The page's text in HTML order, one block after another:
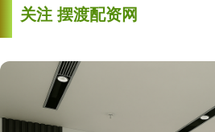
关注 摆渡配资网